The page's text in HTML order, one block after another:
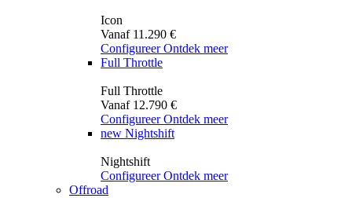
Icon
Vanaf 11.290 €
Configureer Ontdek meer
Full Throttle
Full Throttle
Vanaf 12.790 €
Configureer Ontdek meer
new Nightshift
Nightshift
Configureer Ontdek meer
Offroad